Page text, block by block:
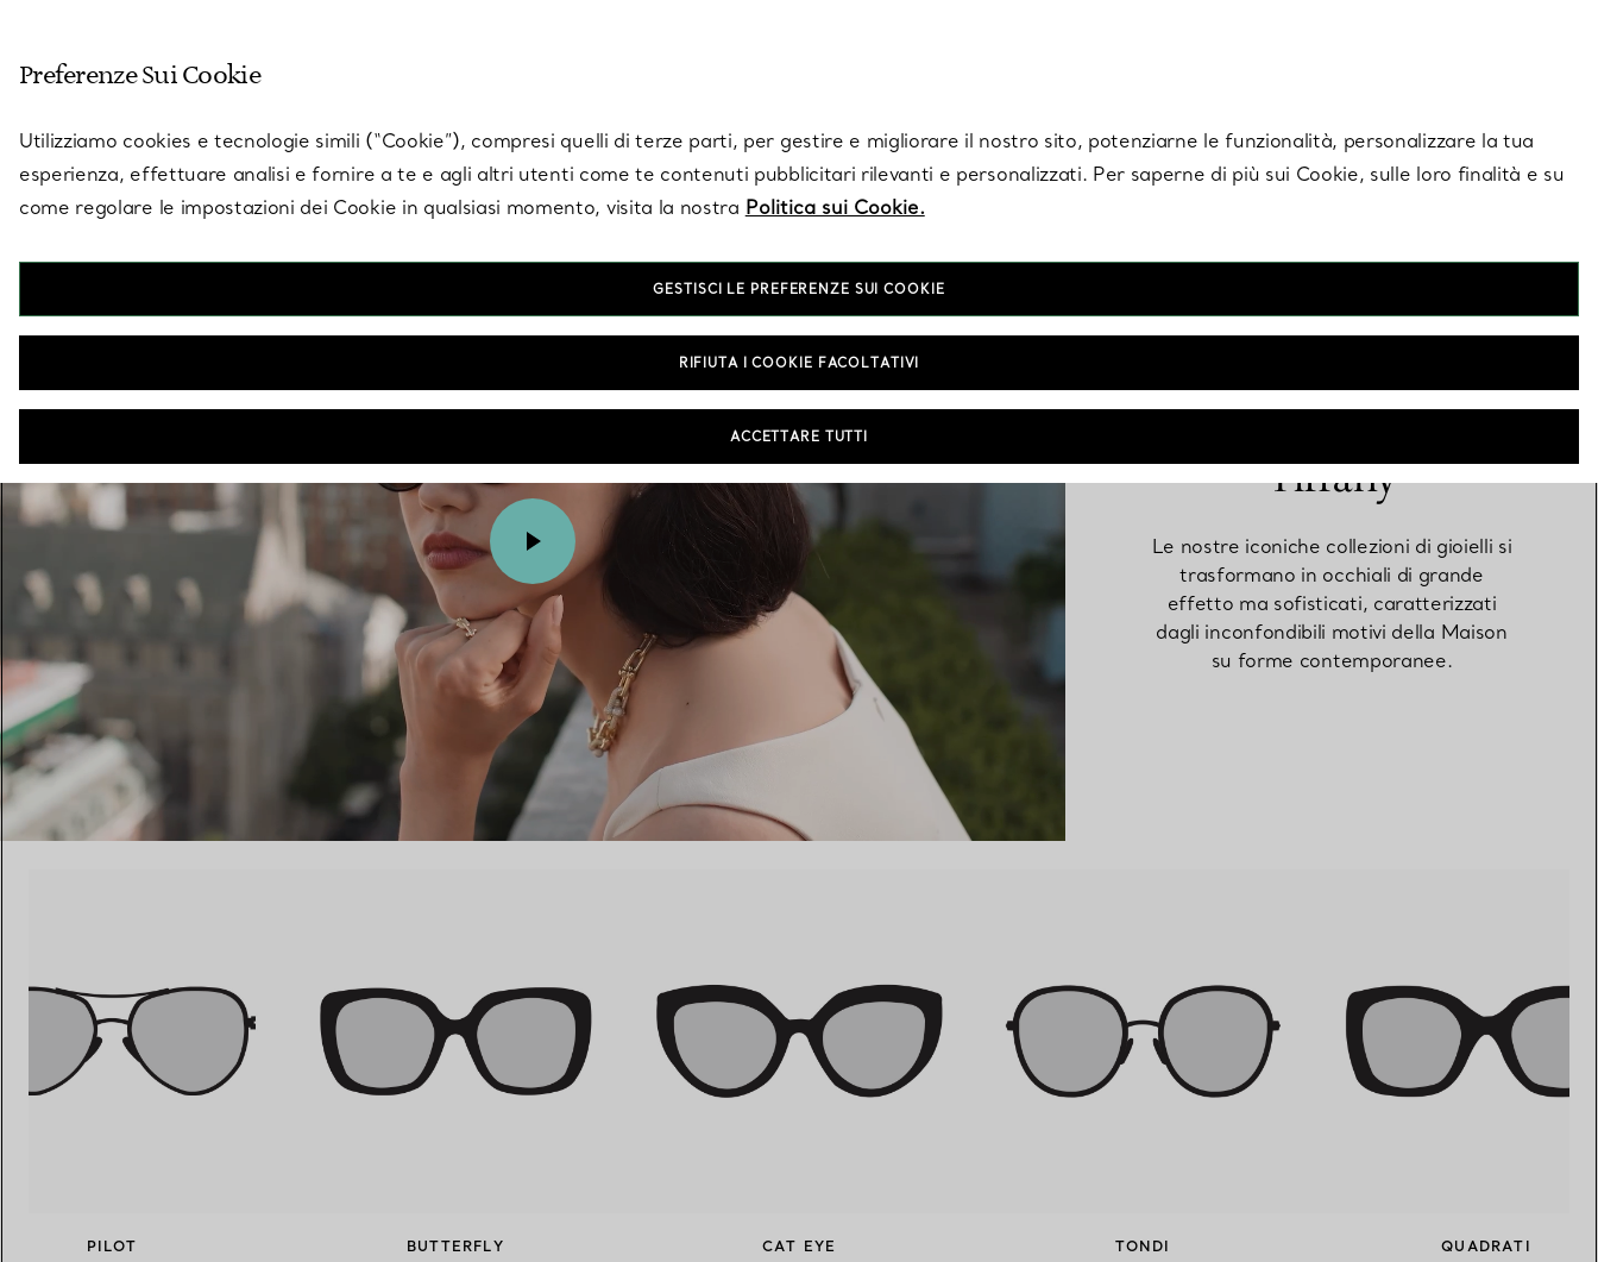
Fedi per Lei Fedi per Lui Anelli per coppie Elsa Peretti®
Come scegliere il tuo anello di
fidanzamento
appuntamento con un esperto di diamanti Tiffany.
00:09 / 00:15
Tiffany
Le nostre iconiche collezioni di gioielli si
trasformano in occhiali di grande
effetto ma sofisticati, caratterizzati
dagli inconfondibili motivi della Maison
su forme contemporanee.
PILOT BUTTERFLY CAT EYE TONDI QUADRATI
Preferenze Sui Cookie
Utilizziamo cookies e tecnologie simili (“Cookie”), compresi quelli di terze parti, per gestire e migliorare il nostro sito, potenziarne le funzionalità, personalizzare la tua
esperienza, effettuare analisi e fornire a te e agli altri utenti come te contenuti pubblicitari rilevanti e personalizzati. Per saperne di più sui Cookie, sulle loro finalità e su
come regolare le impostazioni dei Cookie in qualsiasi momento, visita la nostra Politica sui Cookie.
GESTISCI LE PREFERENZE SUI COOKIE
RIFIUTA I COOKIE FACOLTATIVI
ACCETTARE TUTTI